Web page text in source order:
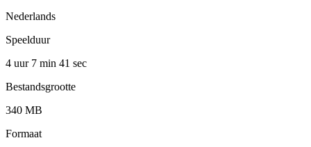
Nederlands
Speelduur
4 uur 7 min 41 sec
Bestandsgrootte
340 MB
Formaat